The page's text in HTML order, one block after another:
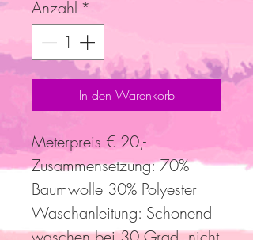
Anzahl *
In den Warenkorb
Meterpreis € 20,-
Zusammensetzung: 70%
Baumwolle 30% Polyester
Waschanleitung: Schonend